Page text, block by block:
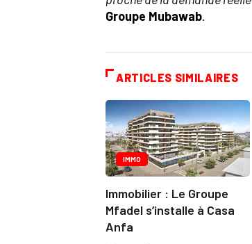
Groupe Mubawab.
ARTICLES SIMILAIRES
IMMO
Immobilier : Le Groupe
Mfadel s’installe à Casa
Anfa